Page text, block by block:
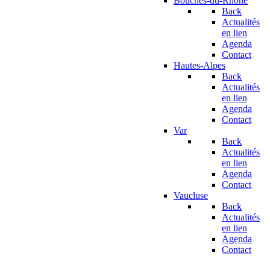
Back
Actualités
en lien
Agenda
Contact
Hautes-Alpes
Back
Actualités
en lien
Agenda
Contact
Var
Back
Actualités
en lien
Agenda
Contact
Vaucluse
Back
Actualités
en lien
Agenda
Contact